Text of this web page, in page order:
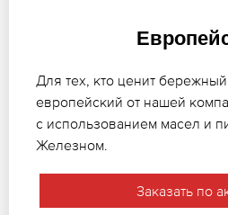
Для тех, кто ценит
европейский от нашей
с использованием масел и
Железном.
Заказать по